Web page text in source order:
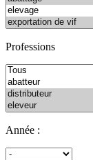
Professions
Année :